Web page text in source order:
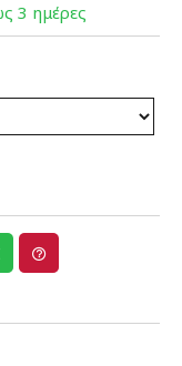
3 ημέρες